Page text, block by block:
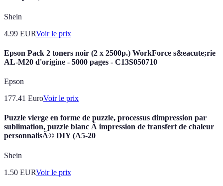
Shein
4.99 EURVoir le prix
Epson Pack 2 toners noir (2 x 2500p.) WorkForce s&eacute;rie
AL-M20 d'origine - 5000 pages - C13S050710
Epson
177.41 EuroVoir le prix
Puzzle vierge en forme de puzzle, processus dimpression par
sublimation, puzzle blanc Ã impression de transfert de chaleur
personnalisÃ© DIY (A5-20
Shein
1.50 EURVoir le prix